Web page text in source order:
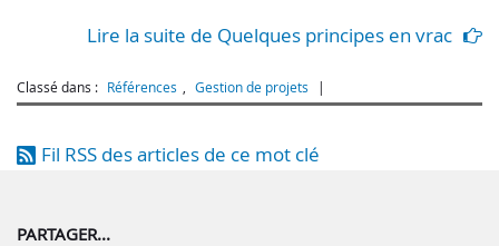
Lire la suite de Quelques principes en vrac
Classé dans : Références Gestion de projets
Fil RSS des articles de ce mot clé
PARTAGER...